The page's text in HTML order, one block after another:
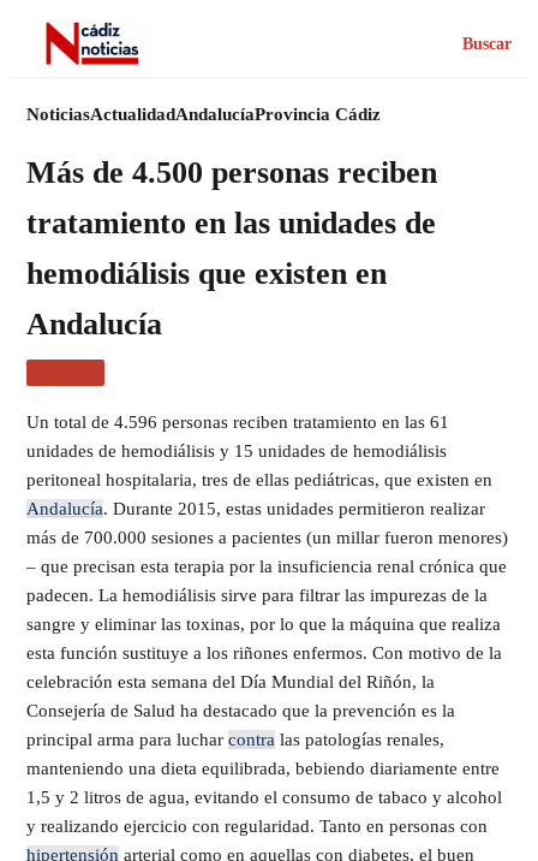
Buscar
NoticiasActualidadAndalucíaProvincia Cádiz
Más de 4.500 personas reciben
tratamiento en las unidades de
hemodiálisis que existen en
Andalucía
Un total de 4.596 personas reciben tratamiento en las 61
unidades de hemodiálisis y 15 unidades de hemodiálisis
peritoneal hospitalaria, tres de ellas pediátricas, que existen en
Andalucía. Durante 2015, estas unidades permitieron realizar
más de 700.000 sesiones a pacientes (un millar fueron menores)
– que precisan esta terapia por la insuficiencia renal crónica que
padecen. La hemodiálisis sirve para filtrar las impurezas de la
sangre y eliminar las toxinas, por lo que la máquina que realiza
esta función sustituye a los riñones enfermos. Con motivo de la
celebración esta semana del Día Mundial del Riñón, la
Consejería de Salud ha destacado que la prevención es la
principal arma para luchar contra las patologías renales,
manteniendo una dieta equilibrada, bebiendo diariamente entre
1,5 y 2 litros de agua, evitando el consumo de tabaco y alcohol
y realizando ejercicio con regularidad. Tanto en personas con
hipertensión arterial como en aquellas con diabetes, el buen